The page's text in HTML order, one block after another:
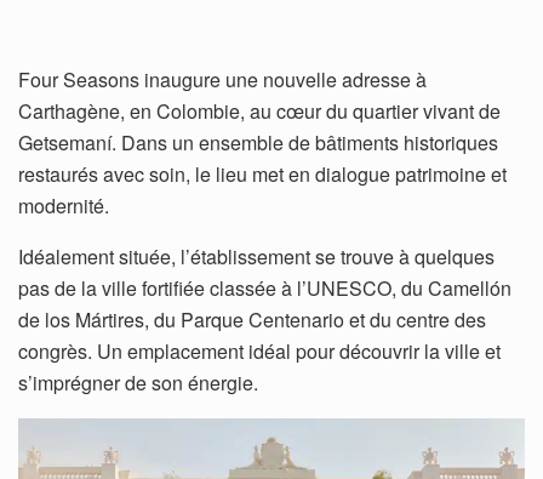
Four Seasons inaugure une nouvelle adresse à
Carthagène, en Colombie, au cœur du quartier vivant de
Getsemaní. Dans un ensemble de bâtiments historiques
restaurés avec soin, le lieu met en dialogue patrimoine et
modernité.
Idéalement située, l’établissement se trouve à quelques
pas de la ville fortifiée classée à l’UNESCO, du Camellón
de los Mártires, du Parque Centenario et du centre des
congrès. Un emplacement idéal pour découvrir la ville et
s’imprégner de son énergie.